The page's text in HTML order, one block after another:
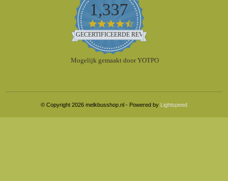
1,337
4.5
star
rating
GECERTIFICEERDE REVIEWS
Mogelijk gemaakt door YOTPO
© Copyright 2026 melkbusshop.nl - Powered by Lightspeed